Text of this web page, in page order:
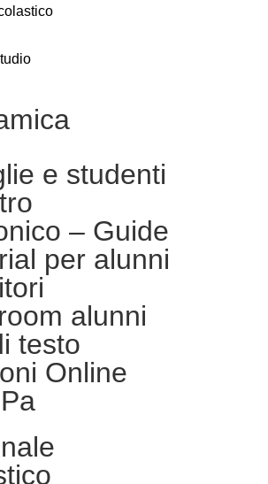
e studenti
– Guide
per alunni
alunni
testo
Online